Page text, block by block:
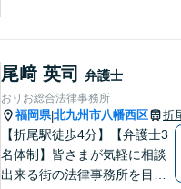
尾﨑 英司 弁護士
おりお総合法律事務所
福岡県|北九州市八幡西区 折
【折尾駅徒歩4分】【弁護士3
名体制】皆さまが気軽に相談
出来る街の法律事務所を目指